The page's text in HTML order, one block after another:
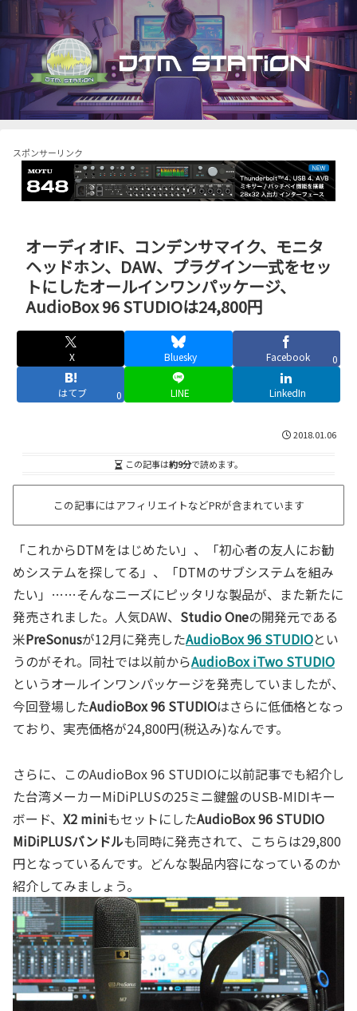
スポンサーリンク
オーディオIF、コンデンサマイク、モニタ
ヘッドホン、DAW、プラグイン一式をセッ
トにしたオールインワンパッケージ、
AudioBox 96 STUDIOは24,800円
X Bluesky Facebook 0
はてブ 0 LINE LinkedIn
2018.01.06
この記事は約9分で読めます。
この記事にはアフィリエイトなどPRが含まれています
「これからDTMをはじめたい」、「初心者の友人にお勧
めシステムを探してる」、「DTMのサブシステムを組み
たい」……そんなニーズにピッタリな製品が、また新たに
発売されました。人気DAW、 Studio Oneの開発元である
米PreSonusが12月に発売したAudioBox 96 STUDIOとい
うのがそれ。同社では以前からAudioBox iTwo STUDIO
というオールインワンパッケージを発売していましたが、
今回登場したAudioBox 96 STUDIOはさらに低価格となっ
ており、実売価格が24,800円(税込み)なんです。
さらに、このAudioBox 96 STUDIOに以前記事でも紹介し
た台湾メーカーMiDiPLUSの25ミニ鍵盤のUSB-MIDIキー
ボード、 X2 miniもセットにしたAudioBox 96 STUDIO
MiDiPLUSバンドルも同時に発売されて、こちらは29,800
円となっているんです。どんな製品内容になっているのか
紹介してみましょう。